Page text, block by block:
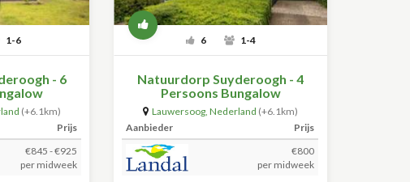
1-6
- 6
(+6.1km)
Prijs
€845 - €925
per midweek
6 1-4
Natuurdorp Suyderoogh - 4
Persoons Bungalow
Lauwersoog,Nederland (+6.1km)
Aanbieder
Prijs
€800
per midweek